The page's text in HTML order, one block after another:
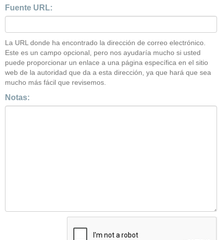
Fuente URL:
La URL donde ha encontrado la dirección de correo electrónico.
Este es un campo opcional, pero nos ayudaría mucho si usted
puede proporcionar un enlace a una página específica en el sitio
web de la autoridad que da a esta dirección, ya que hará que sea
mucho más fácil que revisemos.
Notas: